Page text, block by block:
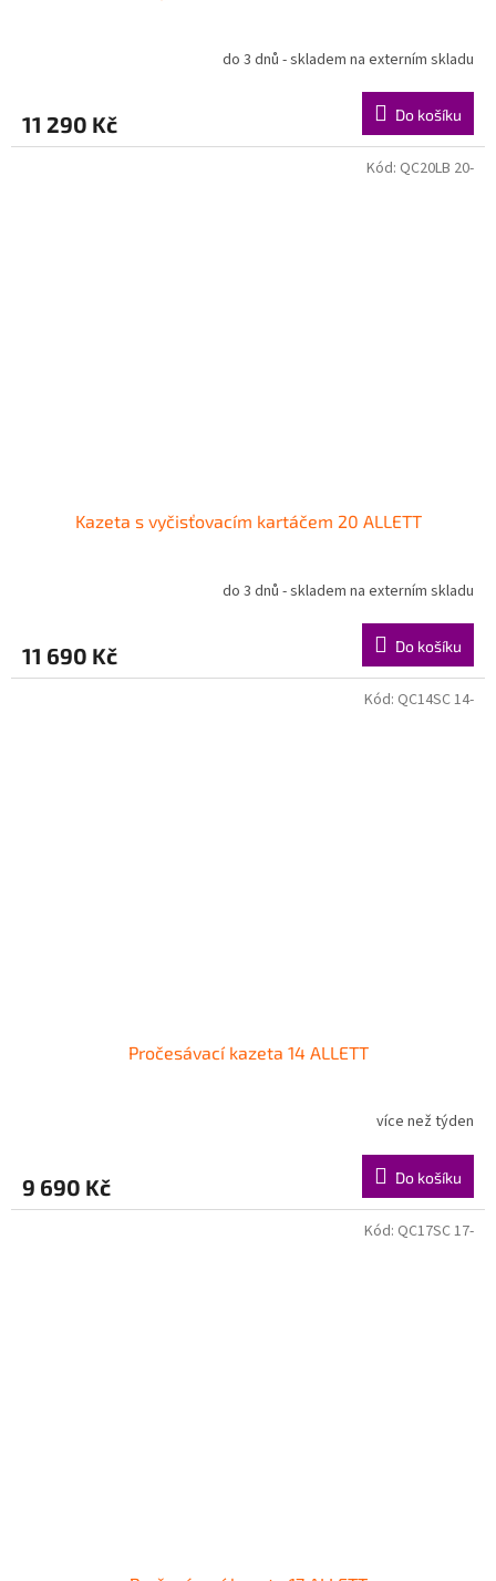
do 3 dnů - skladem na externím skladu
11 290 Kč Do košíku
Kazeta s vyčisťovacím kartáčem 20 ALLETT
do 3 dnů - skladem na externím skladu
11 690 Kč Do košíku
Kód: QC20LB 20-
Pročesávací kazeta 14 ALLETT
více než týden
9 690 Kč Do košíku
Kód: QC14SC 14-
Kód: QC17SC 17-